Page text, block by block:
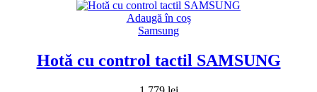
Adaugă în coș
Samsung
Hotă cu control tactil SAMSUNG